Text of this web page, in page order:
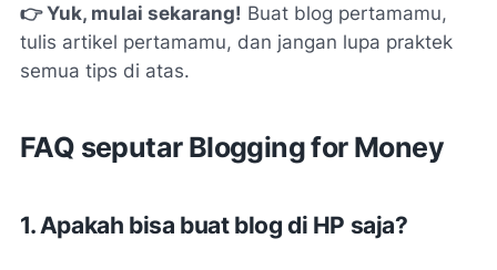
👉 Yuk, mulai sekarang! Buat blog pertamamu,
tulis artikel pertamamu, dan jangan lupa praktek
semua tips di atas.
FAQ seputar Blogging for Money
1. Apakah bisa buat blog di HP saja?